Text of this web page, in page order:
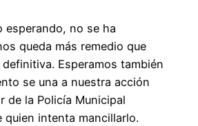
esperando, no se ha
queda más remedio que
Esperamos también
se una a nuestra acción
de la Policía Municipal
quien intenta mancillarlo.